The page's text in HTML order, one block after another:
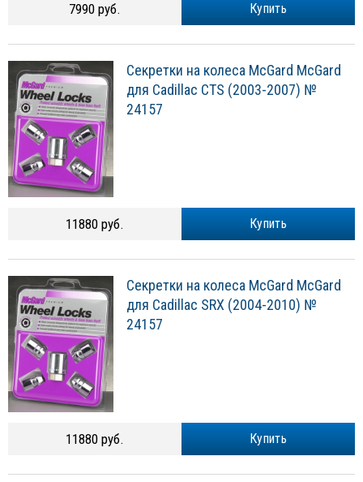
Купить
7990 руб.
Секретки на колеса McGard McGard
для Cadillac CTS (2003-2007) №
24157
Купить
11880 руб.
Секретки на колеса McGard McGard
для Cadillac SRX (2004-2010) №
24157
Купить
11880 руб.